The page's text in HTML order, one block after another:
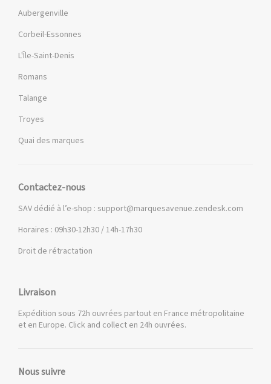
Aubergenville
Corbeil-Essonnes
L'Île-Saint-Denis
Romans
Talange
Troyes
Quai des marques
Contactez-nous
SAV dédié à l’e-shop : support@marquesavenue.zendesk.com
Horaires : 09h30-12h30 / 14h-17h30
Droit de rétractation
Livraison
Expédition sous 72h ouvrées partout en France métropolitaine
et en Europe. Click and collect en 24h ouvrées.
Nous suivre